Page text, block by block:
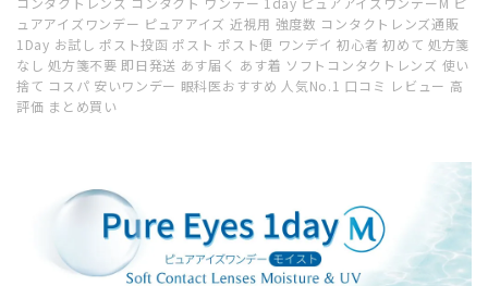
ュアアイズワンデー ピュアアイズ 近視用 強度数 コンタクトレンズ通販
1Day お試し ポスト投函 ポスト ポスト便 ワンデイ 初心者 初めて 処方箋
なし 処方箋不要 即日発送 あす届く あす着 ソフトコンタクトレンズ 使い
捨て コスパ 安いワンデー 眼科医おすすめ 人気No.1 口コミ レビュー 高
評価 まとめ買い